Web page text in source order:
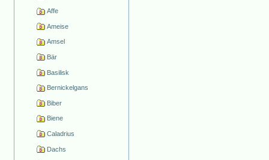
Affe
Ameise
Amsel
Bär
Basilisk
Bernickelgans
Biber
Biene
Caladrius
Dachs